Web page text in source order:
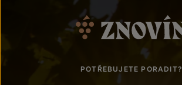
POTŘEBUJETE PORADIT?